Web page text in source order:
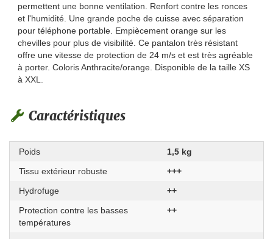
permettent une bonne ventilation. Renfort contre les ronces
et l'humidité. Une grande poche de cuisse avec séparation
pour téléphone portable. Empiècement orange sur les
chevilles pour plus de visibilité. Ce pantalon très résistant
offre une vitesse de protection de 24 m/s et est très agréable
à porter. Coloris Anthracite/orange. Disponible de la taille XS
à XXL.
Caractéristiques
Poids
1,5 kg
Tissu extérieur robuste
+++
Hydrofuge
++
Protection contre les basses
températures
++